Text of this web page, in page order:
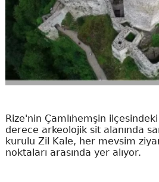
Rize'nin Çamlıhemşin
derece arkeolojik sit alanında
kurulu Zil Kale, her mevsim
noktaları arasında yer alıyor.